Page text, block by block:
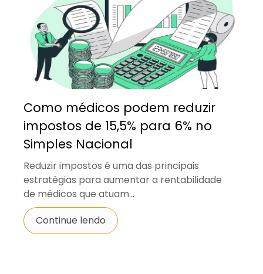
Como médicos podem reduzir
impostos de 15,5% para 6% no
Simples Nacional
Reduzir impostos é uma das principais
estratégias para aumentar a rentabilidade
de médicos que atuam...
Continue lendo